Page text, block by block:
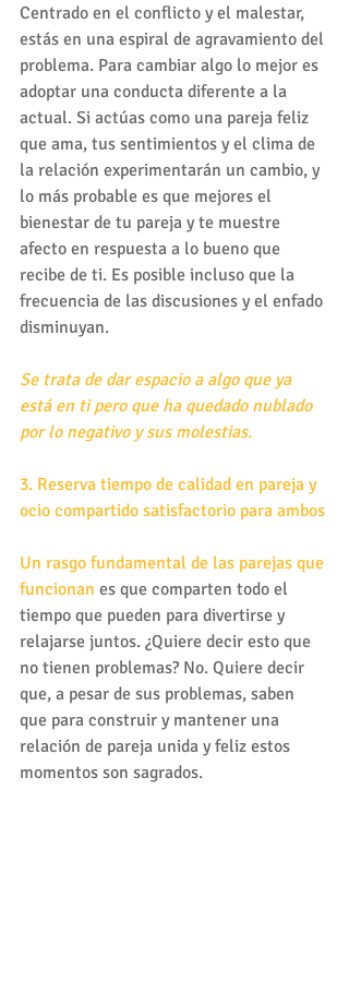
Centrado en el conflicto y el malestar,
estás en una espiral de agravamiento del
problema. Para cambiar algo lo mejor es
adoptar una conducta diferente a la
actual. Si actúas como una pareja feliz
que ama, tus sentimientos y el clima de
la relación experimentarán un cambio, y
lo más probable es que mejores el
bienestar de tu pareja y te muestre
afecto en respuesta a lo bueno que
recibe de ti. Es posible incluso que la
frecuencia de las discusiones y el enfado
disminuyan.
Se trata de dar espacio a algo que ya
está en ti pero que ha quedado nublado
por lo negativo y sus molestias.
3. Reserva tiempo de calidad en pareja y
ocio compartido satisfactorio para ambos
Un rasgo fundamental de las parejas que
funcionan es que comparten todo el
tiempo que pueden para divertirse y
relajarse juntos. ¿Quiere decir esto que
no tienen problemas? No. Quiere decir
que, a pesar de sus problemas, saben
que para construir y mantener una
relación de pareja unida y feliz estos
momentos son sagrados.